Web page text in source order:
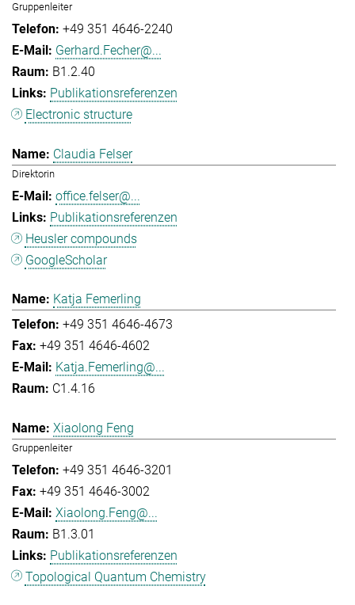
Gruppenleiter
+49 351 4646-2240
Gerhard.Fecher@...
B1.2.40
Publikationsreferenzen
Electronic structure
Claudia Felser
Direktorin
office.felser@...
Publikationsreferenzen
Heusler compounds
GoogleScholar
Katja Femerling
+49 351 4646-4673
+49 351 4646-4602
Katja.Femerling@...
C1.4.16
Xiaolong Feng
Gruppenleiter
+49 351 4646-3201
+49 351 4646-3002
Xiaolong.Feng@...
B1.3.01
Publikationsreferenzen
Topological Quantum Chemistry